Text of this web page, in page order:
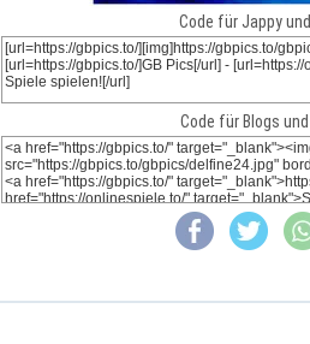
Code für Jappy und
Code für Blogs und